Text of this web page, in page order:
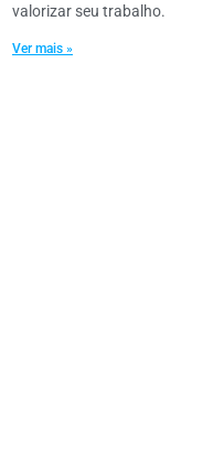
valorizar seu trabalho.
Ver mais »